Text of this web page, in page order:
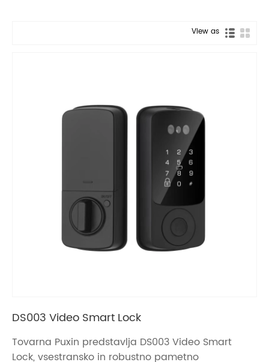
View as
DS003 Video Smart Lock
Tovarna Puxin predstavlja DS003 Video Smart
Lock, vsestransko in robustno pametno